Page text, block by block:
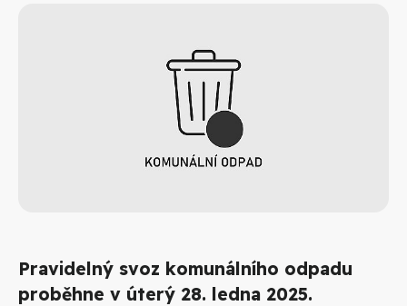
Pravidelný svoz komunálního odpadu
proběhne v úterý 28. ledna 2025.